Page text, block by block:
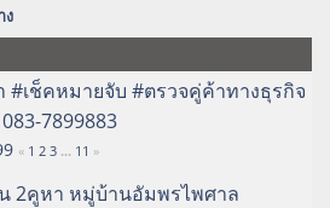
ง
เช็คหมายจับ #ตรวจคู่ค้าทางธุรกิจ
7899883
« 1 2 3 ... 11 »
2คูหา หมู่บ้านอัมพรไพศาล